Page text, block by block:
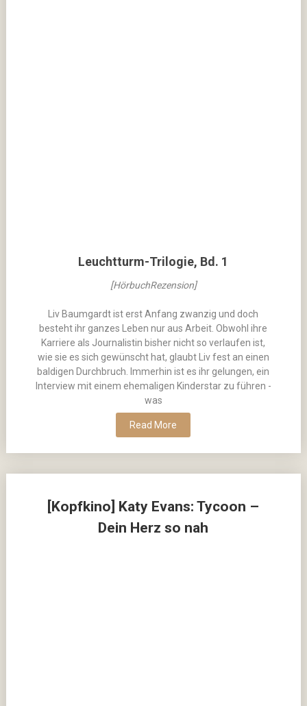
Leuchtturm-Trilogie, Bd. 1
[HörbuchRezension]
Liv Baumgardt ist erst Anfang zwanzig und doch
besteht ihr ganzes Leben nur aus Arbeit. Obwohl ihre
Karriere als Journalistin bisher nicht so verlaufen ist,
wie sie es sich gewünscht hat, glaubt Liv fest an einen
baldigen Durchbruch. Immerhin ist es ihr gelungen, ein
Interview mit einem ehemaligen Kinderstar zu führen -
was
Read More
[Kopfkino] Katy Evans: Tycoon –
Dein Herz so nah